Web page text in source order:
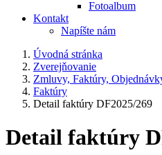
Fotoalbum
Kontakt
Napíšte nám
Úvodná stránka
Zverejňovanie
Zmluvy, Faktúry,
Faktúry
Detail faktúry DF2025/269
Detail faktúry